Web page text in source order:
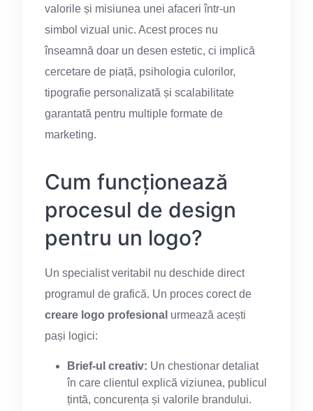
valorile și misiunea unei afaceri într-un
simbol vizual unic. Acest proces nu
înseamnă doar un desen estetic, ci implică
cercetare de piață, psihologia culorilor,
tipografie personalizată și scalabilitate
garantată pentru multiple formate de
marketing.
Cum funcționează
procesul de design
pentru un logo?
Un specialist veritabil nu deschide direct
programul de grafică. Un proces corect de
creare logo profesional urmează acești
pași logici:
Brief-ul creativ: Un chestionar detaliat
în care clientul explică viziunea, publicul
țintă, concurența și valorile brandului.